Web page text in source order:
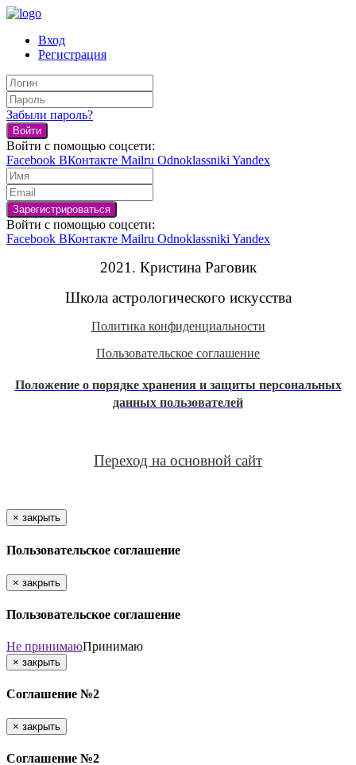
Вход
Регистрация
Забыли пароль?
Войти
Войти с помощью соцсети:
Facebook ВКонтакте Mailru Odnoklassniki Yandex
Войти с помощью соцсети:
Facebook ВКонтакте Mailru Odnoklassniki Yandex
2021. Кристина Раговик
Школа астрологического искусства
Политика конфиденциальности
Пользовательское соглашение
Положение о порядке хранения и защиты персональных
данных пользователей
Переход на основной сайт
× закрыть
Пользовательское соглашение
× закрыть
Пользовательское соглашение
Не принимаюПринимаю
× закрыть
Соглашение №2
× закрыть
Соглашение №2